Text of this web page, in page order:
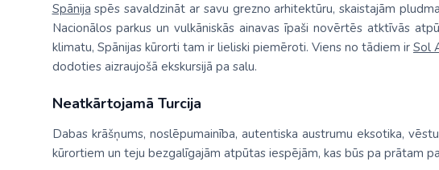
Spānija spēs savaldzināt ar savu grezno arhitektūru, skaistajām
Nacionālos parkus un vulkāniskās ainavas īpaši novērtēs atktīvās
klimatu, Spānijas kūrorti tam ir lieliski piemēroti. Viens no tādiem ir Sol
dodoties aizraujošā ekskursijā pa salu.
Neatkārtojamā Turcija
Dabas krāšņums, noslēpumainība, autentiska austrumu eksotika,
kūrortiem un teju bezgalīgajām atpūtas iespējām, kas būs pa prātam